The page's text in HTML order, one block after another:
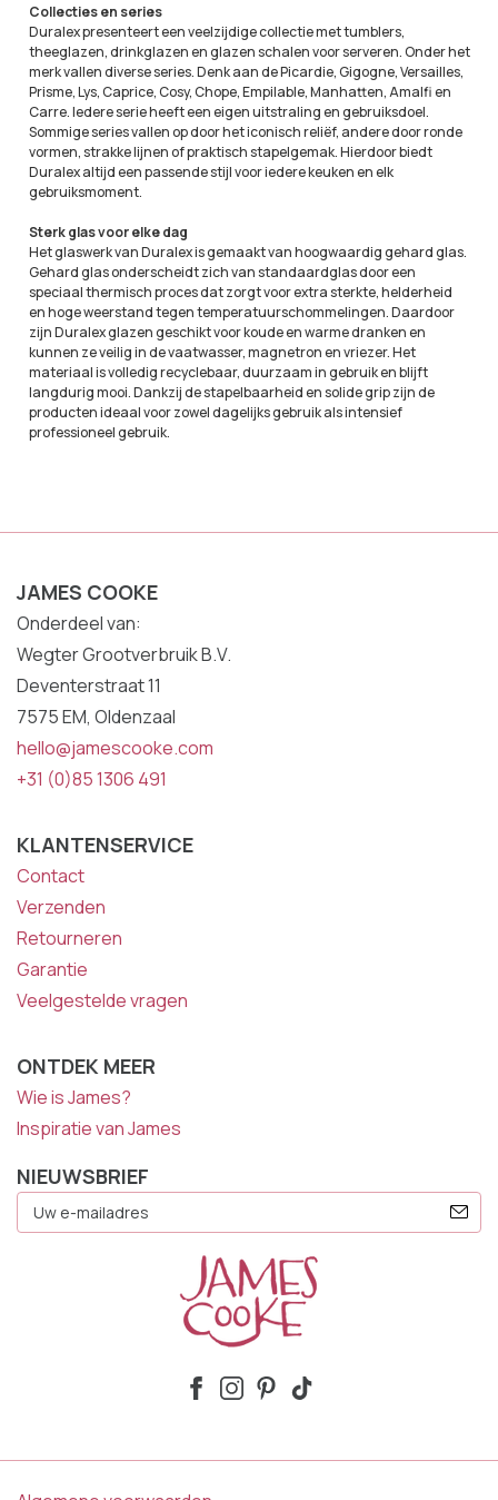
Collecties en series
Duralex presenteert een veelzijdige collectie met tumblers,
theeglazen, drinkglazen en glazen schalen voor serveren. Onder het
merk vallen diverse series. Denk aan de Picardie, Gigogne, Versailles,
Prisme, Lys, Caprice, Cosy, Chope, Empilable, Manhatten, Amalfi en
Carre. Iedere serie heeft een eigen uitstraling en gebruiksdoel.
Sommige series vallen op door het iconisch reliëf, andere door ronde
vormen, strakke lijnen of praktisch stapelgemak. Hierdoor biedt
Duralex altijd een passende stijl voor iedere keuken en elk
gebruiksmoment.
Sterk glas voor elke dag
Het glaswerk van Duralex is gemaakt van hoogwaardig gehard glas.
Gehard glas onderscheidt zich van standaardglas door een
speciaal thermisch proces dat zorgt voor extra sterkte, helderheid
en hoge weerstand tegen temperatuurschommelingen. Daardoor
zijn Duralex glazen geschikt voor koude en warme dranken en
kunnen ze veilig in de vaatwasser, magnetron en vriezer. Het
materiaal is volledig recyclebaar, duurzaam in gebruik en blijft
langdurig mooi. Dankzij de stapelbaarheid en solide grip zijn de
producten ideaal voor zowel dagelijks gebruik als intensief
professioneel gebruik.
JAMES COOKE
Onderdeel van:
Wegter Grootverbruik B.V.
Deventerstraat 11
7575 EM, Oldenzaal
hello@jamescooke.com
+31 (0)85 1306 491
KLANTENSERVICE
Contact
Verzenden
Retourneren
Garantie
Veelgestelde vragen
ONTDEK MEER
Wie is James?
Inspiratie van James
NIEUWSBRIEF
Mailadres